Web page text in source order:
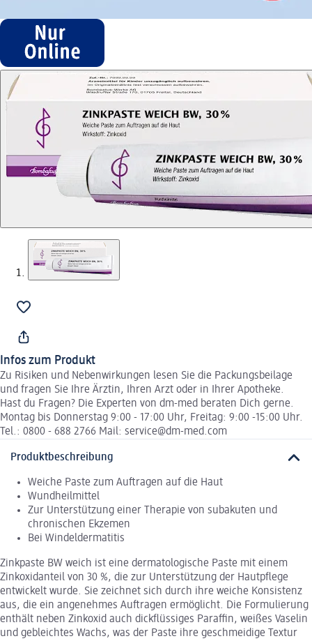
Infos zum Produkt
Zu Risiken und Nebenwirkungen lesen Sie die Packungsbeilage
und fragen Sie Ihre Ärztin, Ihren Arzt oder in Ihrer Apotheke.
Hast du Fragen? Die Experten von dm-med beraten Dich gerne.
Montag bis Donnerstag 9:00 - 17:00 Uhr, Freitag: 9:00 -15:00 Uhr.
Tel.: 0800 - 688 2766 Mail: service@dm-med.com
Produktbeschreibung
Weiche Paste zum Auftragen auf die Haut
Wundheilmittel
Zur Unterstützung einer Therapie von subakuten und
chronischen Ekzemen
Bei Windeldermatitis
Zinkpaste BW weich ist eine dermatologische Paste mit einem
Zinkoxidanteil von 30 %, die zur Unterstützung der Hautpflege
entwickelt wurde. Sie zeichnet sich durch ihre weiche Konsistenz
aus, die ein angenehmes Auftragen ermöglicht. Die Formulierung
enthält neben Zinkoxid auch dickflüssiges Paraffin, weißes Vaselin
und gebleichtes Wachs, was der Paste ihre geschmeidige Textur